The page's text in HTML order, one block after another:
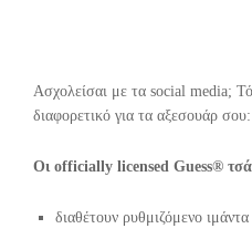
Ασχολείσαι με τα social media;
διαφορετικό για τα αξεσουάρ
Οι officially licensed Guess®
διαθέτουν ρυθμιζόμενο